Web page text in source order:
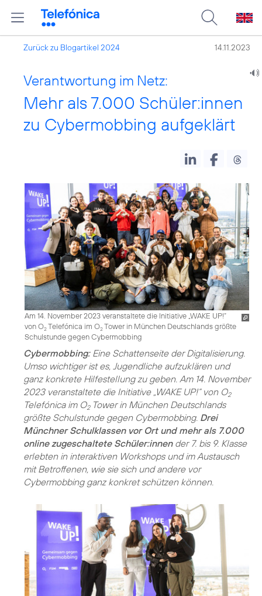
Zurück zu Blogartikel 2024 14.11.2023
Verantwortung im Netz:
Mehr als 7.000 Schüler:innen
zu Cybermobbing aufgeklärt
Am 14. November 2023 veranstaltete die Initiative „WAKE UP!“
von O2Telefónica im O2Tower in München Deutschlands größte
Schulstunde gegen Cybermobbing
Cybermobbing:Eine Schattenseite der Digitalisierung.
Umso wichtiger ist es, Jugendliche aufzuklären und
ganz konkrete Hilfestellung zu geben. Am 14. November
2023 veranstaltete die Initiative „WAKE UP!“ von O2
Telefónica im O2Tower in München Deutschlands
größte Schulstunde gegen Cybermobbing. Drei
Münchner Schulklassen vor Ort und mehr als 7.000
online zugeschaltete Schüler:innender 7. bis 9. Klasse
erlebten in interaktiven Workshops und im Austausch
mit Betroffenen, wie sie sich und andere vor
Cybermobbing ganz konkret schützen können.